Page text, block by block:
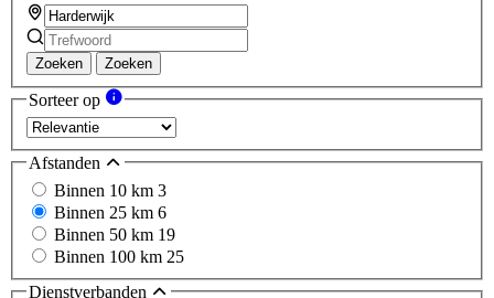
Zoeken Zoeken
Sorteer op
Afstanden
Binnen 10 km 3
Binnen 25 km 6
Binnen 50 km 19
Binnen 100 km 25
Dienstverbanden